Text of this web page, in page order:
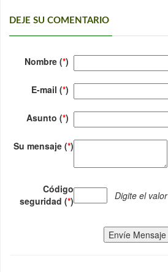
DEJE SU COMENTARIO
Nombre (*)
E-mail (*)
Asunto (*)
Su mensaje (*)
Código
seguridad (*) Digite el valor
Envíe Mensaje